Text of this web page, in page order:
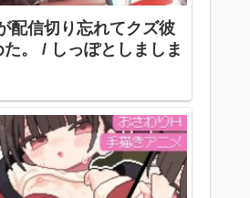
配信切り忘れてクズ彼
。 / しっぽとしましま